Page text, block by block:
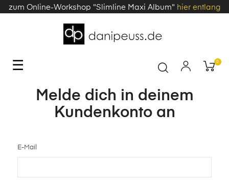
zum Online-Workshop "Slimline Maxi Album" hier entlang
Toggle
☰ 0
Melde dich in deinem
Kundenkonto an
E-Mail